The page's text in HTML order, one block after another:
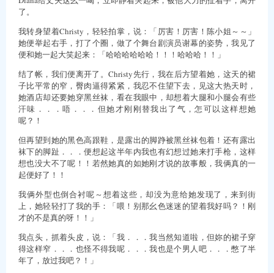
了。
我转身望着Christy，轻轻拍掌，说：「厉害！厉害！陈小姐～～」
她便举起右手，打了个圈，做了个舞台剧演员谢幕的姿势，我见了
便和她一起大笑起来：「哈哈哈哈哈哈！！！哈哈哈！！」
结了帐，我们便离开了。Christy先行，我在后方望着她，这天的裙
子比平常的窄，臀肉逼得紧紧，我忍不住望下去，见这大热天时，
她酒店却还要她穿黑丝袜，看在我眼中，却想着大腿和小腿会有些
汗味．．．唔．．．但她才刚刚替我出了气，怎可以这样想她
呢？！
但再望到她的黑色高跟鞋，是露出的脚踭被黑丝袜包着！还有露出
袜下的脚趾．．．便想起这半年内我也有幻想过她来打手枪，这样
想也没大不了呢！！若然她真的如她刚才说的故事般，我俩真的一
起便好了！！
我俩外型也倒合衬呢～想着这些，却没为意给她发现了，来到街
上，她轻轻打了我的手：「喂！别那幺色迷迷的望着我好吗？！刚
才的不是真的呀！！」
我点头，抓着头皮，说：「我．．．我当然知道啦，但妳的裙子穿
得这样窄．．．也怪不得我呢．．．我也是个男人吧．．．憋了半
年了，放过我吧？！」